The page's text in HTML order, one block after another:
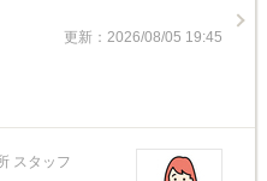
更新：2026/08/05 19:45
スタッフ